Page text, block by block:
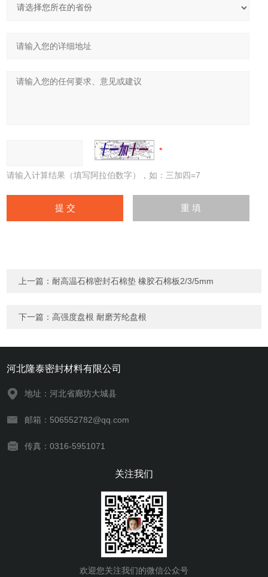
请输入计算结果（填写阿拉伯数字），如：三加四=7
上一篇： 耐高温石棉密封石棉垫 橡胶石棉板2/3/5mm
下一篇：高强度盘根 耐磨芳纶盘根
河北隆泰密封材料有限公司
地址：河北省廊坊大城县
邮箱：506552782@qq.com
传真：0316-5951071
关注我们
欢迎您关注我们的微信公众号